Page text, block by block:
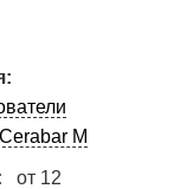
M
от 12